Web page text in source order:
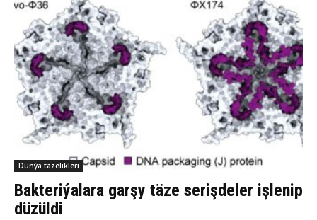
Dünýä täzelikleri
Bakteriýalara garşy täze serişdeler işlenip
düzüldi